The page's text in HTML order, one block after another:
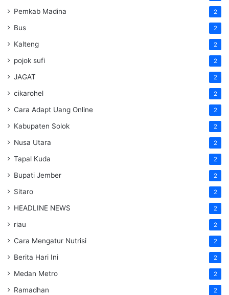
Pemkab Madina 2
Bus 2
Kalteng 2
pojok sufi 2
JAGAT 2
cikarohel 2
Cara Adapt Uang Online 2
Kabupaten Solok 2
Nusa Utara 2
Tapal Kuda 2
Bupati Jember 2
Sitaro 2
HEADLINE NEWS 2
riau 2
Cara Mengatur Nutrisi 2
Berita Hari Ini 2
Medan Metro 2
Ramadhan 2